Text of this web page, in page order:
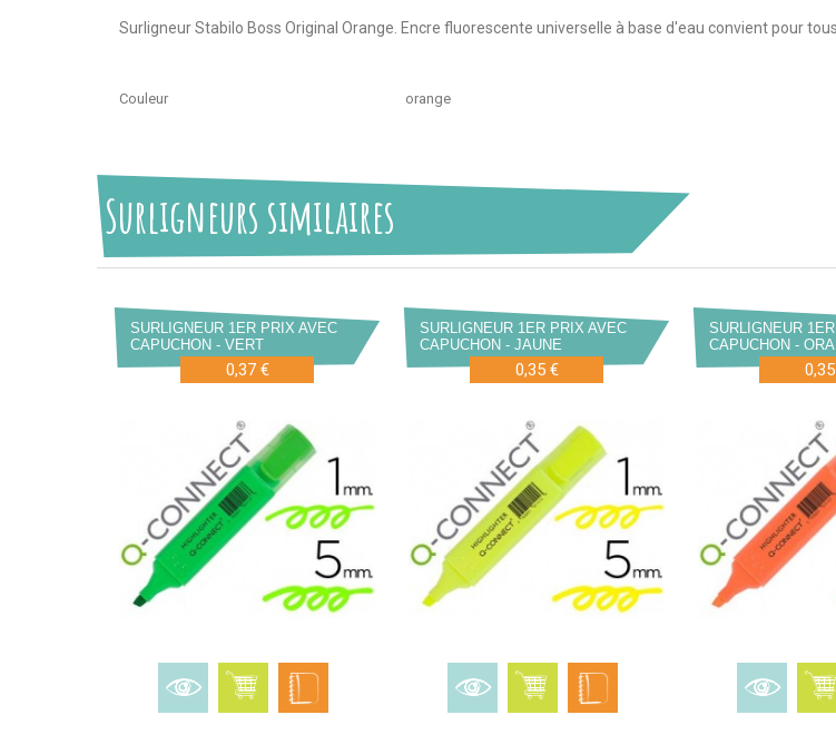
Surligneur Stabilo Boss Original Orange. Encre fluorescente universelle à base d'eau convient pour
Couleur orange
Surligneurs similaires
SURLIGNEUR 1ER PRIX AVEC
CAPUCHON - VERT
0,37 €
SURLIGNEUR 1ER PRIX AVEC
CAPUCHON - JAUNE
0,35 €
SURLIGNEUR
CAPUCHON -